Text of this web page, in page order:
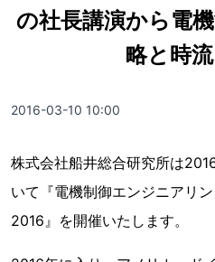
の社長講演から電
略と時
2016-03-10 10:00
株式会社船井総合研究所は
いて『電機制御エンジニアリ
2016』を開催いたします。